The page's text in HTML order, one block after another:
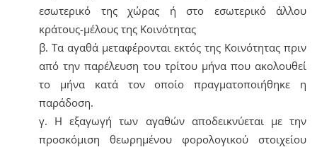
εσωτερικό της χώρας ή στο εσωτερικό άλλου
κράτους-μέλους της Κοινότητας
β. Tα αγαθά μεταφέρονται εκτός της Κοινότητας πριν
από την παρέλευση του τρίτου μήνα που ακολουθεί
το μήνα κατά τον οποίο πραγματοποιήθηκε η
παράδοση.
γ. H εξαγωγή των αγαθών αποδεικνύεται με την
προσκόμιση θεωρημένου φορολογικού στοιχείου